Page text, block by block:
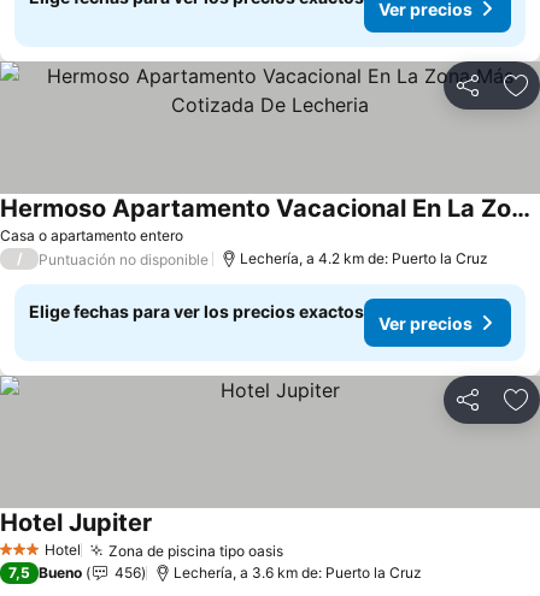
Ver precios
Compartir
Casa o apartamento entero
Hermoso Apartamento Vacacional En La Zona Más Cotizada De Lecheria
/ Puntuación no disponible Lechería, a 4.2 km de: Puerto la Cruz
Elige fechas para ver los precios exactos
Ver precios
Compartir
3 Estrellas
Hotel Zona de piscina tipo oasis
Hotel Jupiter
7,5 Bueno 456 Lechería, a 3.6 km de: Puerto la Cruz